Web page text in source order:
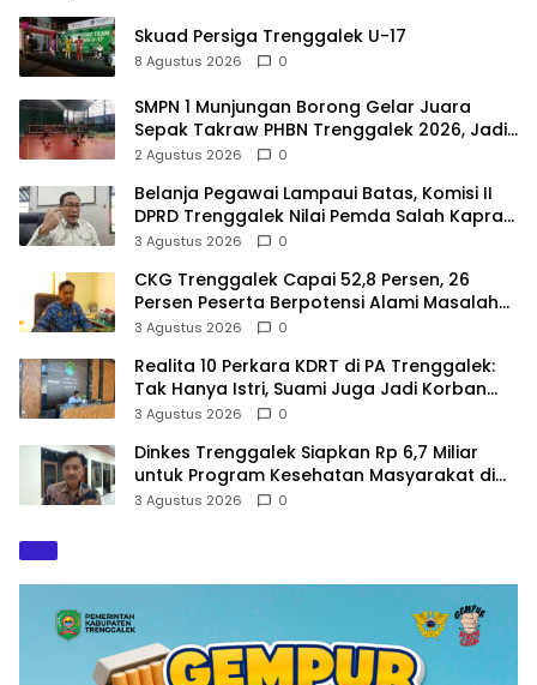
Skuad Persiga Trenggalek U-17
8 Agustus 2026 0
SMPN 1 Munjungan Borong Gelar Juara
Sepak Takraw PHBN Trenggalek 2026, Jadi
Modal Menuju POPDA Jatim
2 Agustus 2026 0
Belanja Pegawai Lampaui Batas, Komisi II
DPRD Trenggalek Nilai Pemda Salah Kaprah
dalam Perencanaan
3 Agustus 2026 0
CKG Trenggalek Capai 52,8 Persen, 26
Persen Peserta Berpotensi Alami Masalah
Kejiwaan
3 Agustus 2026 0
Realita 10 Perkara KDRT di PA Trenggalek:
Tak Hanya Istri, Suami Juga Jadi Korban
Kekerasan
3 Agustus 2026 0
Dinkes Trenggalek Siapkan Rp 6,7 Miliar
untuk Program Kesehatan Masyarakat di
2027
3 Agustus 2026 0